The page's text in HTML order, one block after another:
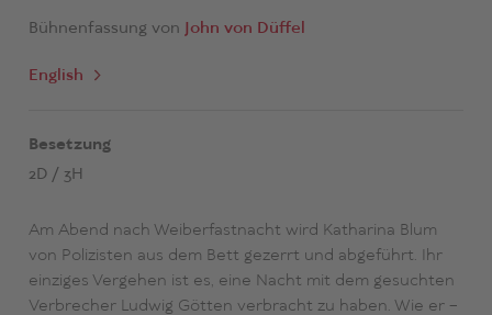
Bühnenfassung von John von Düffel
English
Besetzung
2D / 3H
Am Abend nach Weiberfastnacht wird Katharina Blum
von Polizisten aus dem Bett gezerrt und abgeführt. Ihr
einziges Vergehen ist es, eine Nacht mit dem gesuchten
Verbrecher Ludwig Götten verbracht zu haben. Wie er –